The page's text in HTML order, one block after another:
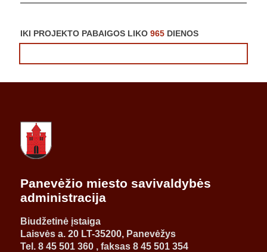
IKI PROJEKTO PABAIGOS LIKO 965DIENOS
Panevėžio miesto savivaldybės
administracija
Biudžetinė įstaiga
Laisvės a. 20 LT-35200, Panevėžys
Tel. 8 45 501 360 , faksas 8 45 501 354